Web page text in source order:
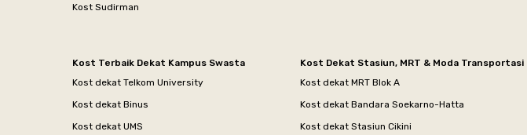
Kost Sudirman
Kost Terbaik Dekat Kampus Swasta
Kost dekat Telkom University
Kost dekat Binus
Kost dekat UMS
Kost Dekat Stasiun, MRT & Moda Transportasi
Kost dekat MRT Blok A
Kost dekat Bandara Soekarno-Hatta
Kost dekat Stasiun Cikini